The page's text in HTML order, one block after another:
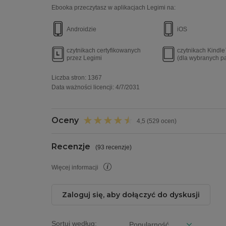
Ebooka przeczytasz w aplikacjach Legimi na:
Androidzie iOS
czytnikach certyfikowanych
przez Legimi
czytnikach
(dla wybranych
Liczba stron: 1367
Data ważności licencji: 4/7/2031
Oceny 4,5 (529 ocen)
Recenzje (93 recenzje)
Więcej informacji
Zaloguj się, aby dołączyć do dyskusji
Sortuj według: